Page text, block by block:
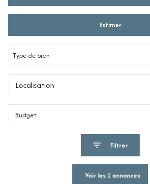
Du neuf
De l'immo pro
De l'immo pro
Estimer
Type de bien
Localisation
Budget
Filtrer
Voir les 1 annonces